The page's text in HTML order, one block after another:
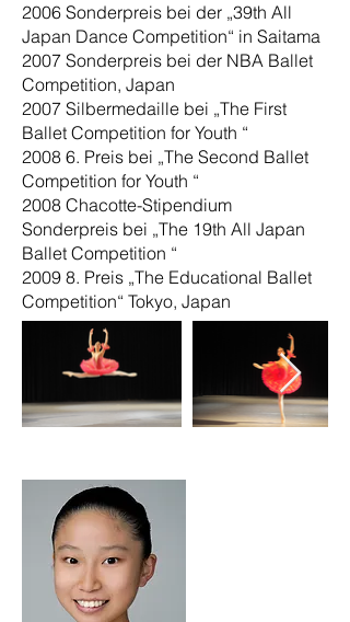
2006 Sonderpreis bei der „39th All
Japan Dance Competition“ in Saitama
2007 Sonderpreis bei der NBA Ballet
Competition, Japan
2007 Silbermedaille bei „The First
Ballet Competition for Youth “
2008 6. Preis bei „The Second Ballet
Competition for Youth “
2008 Chacotte-Stipendium
Sonderpreis bei „The 19th All Japan
Ballet Competition “
2009 8. Preis „The Educational Ballet
Competition“ Tokyo, Japan